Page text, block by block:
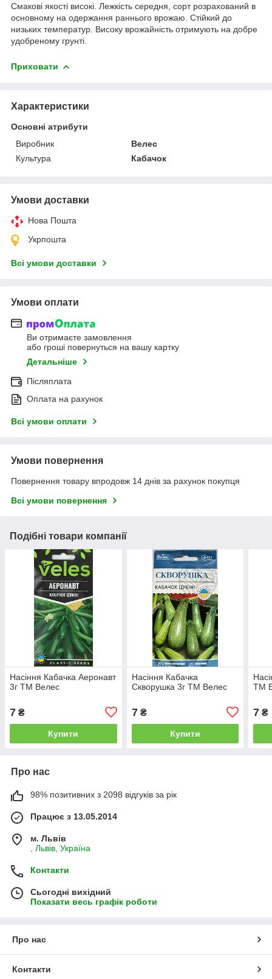
Смакові якості високі. Лежкість середня, сорт розрахований в
основному на одержання раннього врожаю. Стійкий до
низьких температур. Високу врожайність отримують на добре
удобреному грунті.
Приховати
Характеристики
Основні атрибути
Виробник
Велес
Культура
Кабачок
Умови доставки
Нова Пошта
Укрпошта
Всі умови доставки
Умови оплати
Ви отримаєте замовлення
або гроші повернуться на вашу картку
Детальніше
Післяплата
Оплата на рахунок
Всі умови оплати
Умови повернення
Повернення товару впродовж 14 днів за рахунок покупця
Всі умови повернення
Подібні товари компанії
Насіння Кабачка Аеронавт
3г ТМ Велес
7 ₴
Купити
Насіння Кабачка
Скворушка 3г ТМ Велес
7₴
Купити
ТМ
7 ₴
Про нас
98% позитивних з 2098 відгуків за рік
Працює з 13.05.2014
м. Львів
, Львів, Україна
Контакти
Сьогодні вихідний
Показати весь графік роботи
Про нас
Контакти